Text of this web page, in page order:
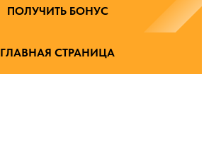
ПОЛУЧИТЬ БОНУС
ГЛАВНАЯ СТРАНИЦА